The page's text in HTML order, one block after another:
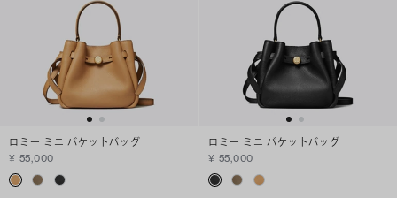
ロミー ミニ バケットバッグ
¥ 55,000
ロミー ミニ バケットバッグ
¥ 55,000